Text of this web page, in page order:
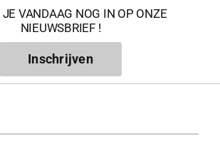
JE VANDAAG NOG IN OP ONZE
NIEUWSBRIEF !
Inschrijven